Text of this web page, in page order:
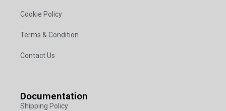
Cookie Policy
Terms & Condition
Contact Us
Documentation
Shipping Policy